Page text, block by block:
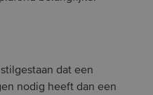
dat een
nodig heeft dan een